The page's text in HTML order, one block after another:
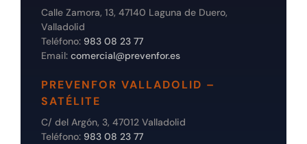
Calle Zamora, 13, 47140 Laguna de Duero,
Valladolid
Teléfono: 983 08 23 77
Email: comercial@prevenfor.es
PREVENFOR VALLADOLID –
SATÉLITE
C/ del Argón, 3, 47012 Valladolid
Teléfono: 983 08 23 77